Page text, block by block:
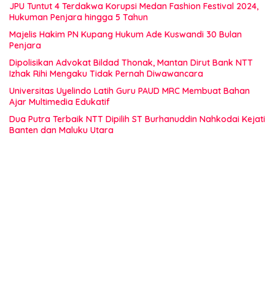
JPU Tuntut 4 Terdakwa Korupsi Medan Fashion Festival 2024,
Hukuman Penjara hingga 5 Tahun
Majelis Hakim PN Kupang Hukum Ade Kuswandi 30 Bulan
Penjara
Dipolisikan Advokat Bildad Thonak, Mantan Dirut Bank NTT
Izhak Rihi Mengaku Tidak Pernah Diwawancara
Universitas Uyelindo Latih Guru PAUD MRC Membuat Bahan
Ajar Multimedia Edukatif
Dua Putra Terbaik NTT Dipilih ST Burhanuddin Nahkodai Kejati
Banten dan Maluku Utara